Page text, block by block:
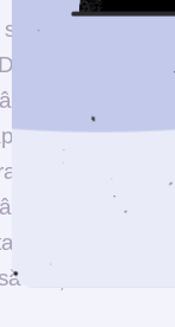
debitorul
în rata
la soldul
În
în rata
său
se țină cont